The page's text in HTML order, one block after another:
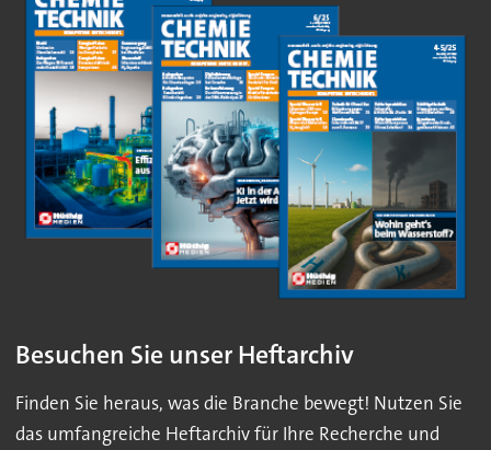
Besuchen Sie unser Heftarchiv
Finden Sie heraus, was die Branche bewegt! Nutzen Sie
das umfangreiche Heftarchiv für Ihre Recherche und